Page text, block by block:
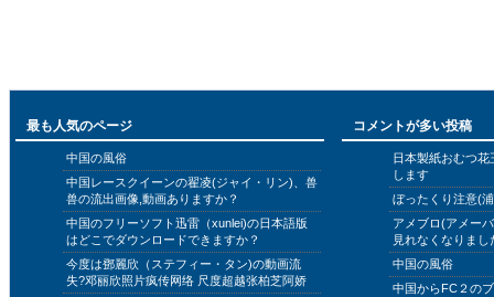
最も人気のページ
中国の風俗
中国レースクイーンの翟凌(ジャイ・リン)、兽
兽の流出画像,動画ありますか？
中国のフリーソフト迅雷（xunlei)の日本語版
はどこでダウンロードできますか？
今度は鄧麗欣（ステフィー・タン)の動画流
失?邓丽欣照片疯传网络 尺度超越张柏芝阿娇
コメントが多い投稿
日本製紙おむつ
します
ぼったくり注意(
アメブロ(アメー
見れなくなりまし
中国の風俗
中国からFC２の